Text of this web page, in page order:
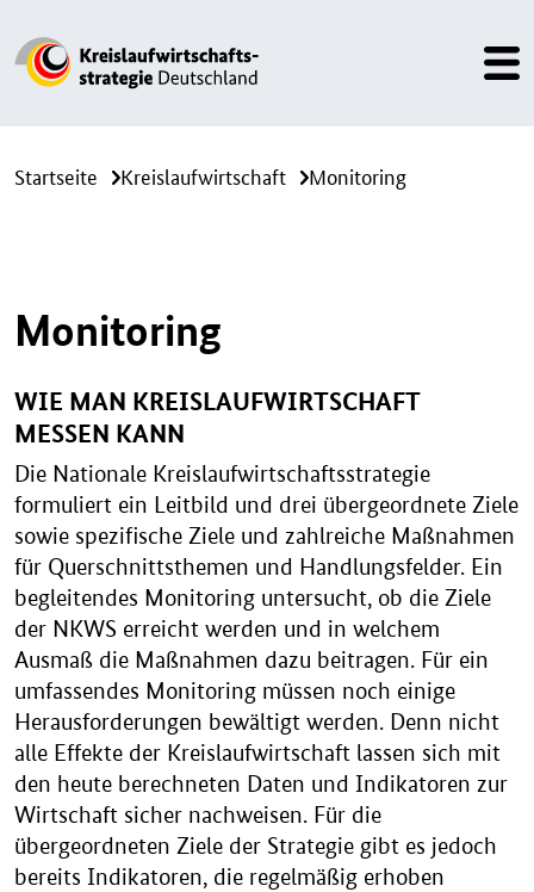
Startseite Kreislaufwirtschaft Monitoring
Monitoring
WIE MAN KREISLAUFWIRTSCHAFT
MESSEN KANN
Die Nationale Kreislaufwirtschaftsstrategie
formuliert ein Leitbild und drei übergeordnete Ziele
sowie spezifische Ziele und zahlreiche Maßnahmen
für Querschnittsthemen und Handlungsfelder. Ein
begleitendes Monitoring untersucht, ob die Ziele
der NKWS erreicht werden und in welchem
Ausmaß die Maßnahmen dazu beitragen. Für ein
umfassendes Monitoring müssen noch einige
Herausforderungen bewältigt werden. Denn nicht
alle Effekte der Kreislaufwirtschaft lassen sich mit
den heute berechneten Daten und Indikatoren zur
Wirtschaft sicher nachweisen. Für die
übergeordneten Ziele der Strategie gibt es jedoch
bereits Indikatoren, die regelmäßig erhoben